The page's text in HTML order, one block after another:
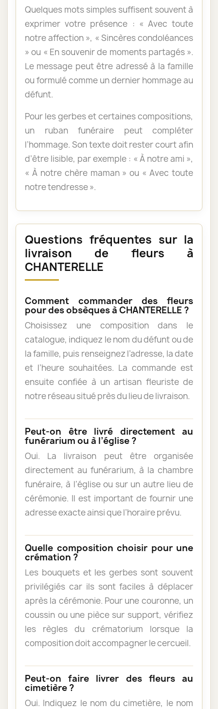
Quelques mots simples suffisent souvent à
exprimer votre présence : « Avec toute
notre affection », « Sincères condoléances
» ou « En souvenir de moments partagés ».
Le message peut être adressé à la famille
ou formulé comme un dernier hommage au
défunt.
Pour les gerbes et certaines compositions,
un ruban funéraire peut compléter
l’hommage. Son texte doit rester court afin
d’être lisible, par exemple : « À notre ami »,
« À notre chère maman » ou « Avec toute
notre tendresse ».
Questions fréquentes sur la
livraison de fleurs à
CHANTERELLE
Comment commander des fleurs
pour des obsèques à CHANTERELLE ?
Choisissez une composition dans le
catalogue, indiquez le nom du défunt ou de
la famille, puis renseignez l’adresse, la date
et l’heure souhaitées. La commande est
ensuite confiée à un artisan fleuriste de
notre réseau situé près du lieu de livraison.
Peut-on être livré directement au
funérarium ou à l’église ?
Oui. La livraison peut être organisée
directement au funérarium, à la chambre
funéraire, à l’église ou sur un autre lieu de
cérémonie. Il est important de fournir une
adresse exacte ainsi que l’horaire prévu.
Quelle composition choisir pour une
crémation ?
Les bouquets et les gerbes sont souvent
privilégiés car ils sont faciles à déplacer
après la cérémonie. Pour une couronne, un
coussin ou une pièce sur support, vérifiez
les règles du crématorium lorsque la
composition doit accompagner le cercueil.
Peut-on faire livrer des fleurs au
cimetière ?
Oui. Indiquez le nom du cimetière, le nom